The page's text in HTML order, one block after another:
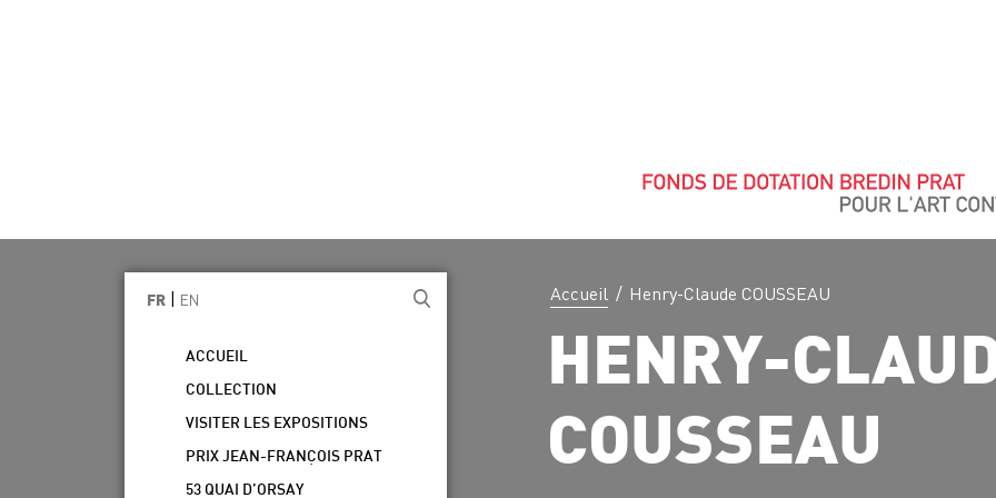
Accueil / Henry-Claude COUSSEAU
HENRY-
COUSSEAU
FR EN
ACCUEIL
COLLECTION
VISITER LES EXPOSITIONS
PRIX JEAN-FRANÇOIS PRAT
53 QUAI D’ORSAY